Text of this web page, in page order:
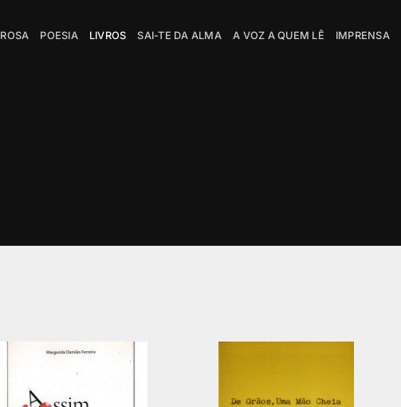
POESIA LIVROS SAI-TE DA ALMA A VOZ A QUEM LÊ IMPRENSA